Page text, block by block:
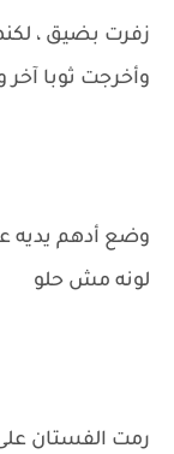
زفرت بضيق ،
وأخرجت ثوبا
وضع أدهم يديه
لونه مش حلو
رمت الفستان